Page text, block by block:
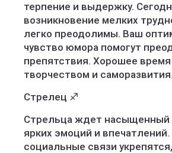
терпение и выдержку.
возникновение мелких
легко преодолимы. Ваш
чувство юмора помогут
препятствия. Хорошее
творчеством и саморазвития.
Стрелец ♐️
Стрельца ждет насыщенный
ярких эмоций и
социальные связи